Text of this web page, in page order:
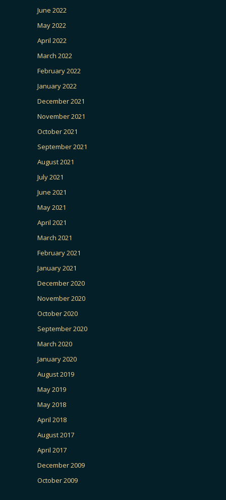
June 2022
May 2022
April 2022
March 2022
February 2022
January 2022
December 2021
November 2021
October 2021
September 2021
August 2021
July 2021
June 2021
May 2021
April 2021
March 2021
February 2021
January 2021
December 2020
November 2020
October 2020
September 2020
March 2020
January 2020
August 2019
May 2019
May 2018
April 2018
August 2017
April 2017
December 2009
October 2009